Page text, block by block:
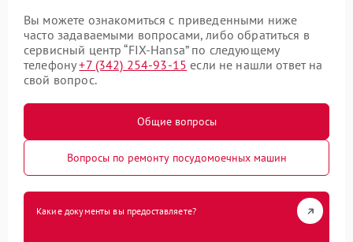
Вы можете ознакомиться с приведенными ниже
часто задаваемыми вопросами, либо обратиться в
сервисный центр “FIX-Hansa” по следующему
телефону+7 (342) 254-93-15 если не нашли ответ на
свой вопрос.
Общие вопросы
Вопросы по ремонту посудомоечных машин
Какие документы вы предоставляете?